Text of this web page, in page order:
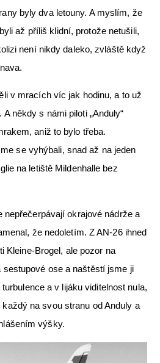
byly dva letouny. A myslím, že
až příliš klidní, protože netušili,
není nikdy daleko, zvláště když
v mracích víc jak hodinu, a to už
někdy s námi piloti „Anduly“
aniž to bylo třeba.
se vyhýbali, snad až na jeden
na letiště Mildenhalle bez
nepřečerpávají okrajové nádrže a
že nedoletím. Z AN-26 ihned
Kleine-Brogel, ale pozor na
sestupové ose a naštěstí jsme ji
a v lijáku viditelnost nula,
na svou stranu od Anduly a
výšky.